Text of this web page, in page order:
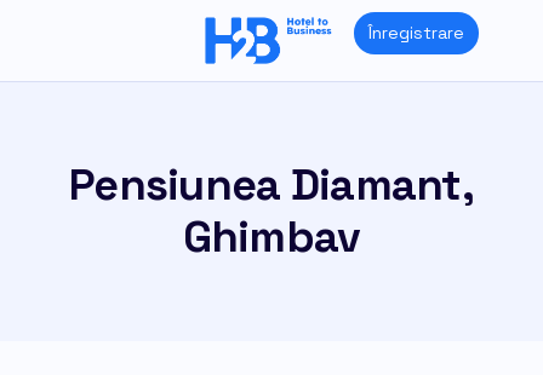
Înregistrare
Pensiunea Diamant,
Ghimbav